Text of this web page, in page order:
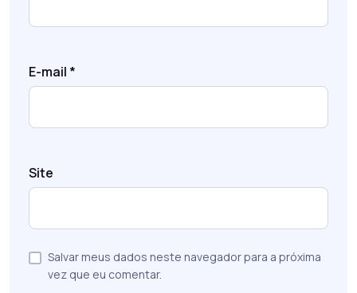
E-mail *
Site
Salvar meus dados neste navegador para a próxima
vez que eu comentar.